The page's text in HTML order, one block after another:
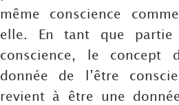
même conscience
elle. En tant que
conscience, le concept
donnée de l’être
revient à être une